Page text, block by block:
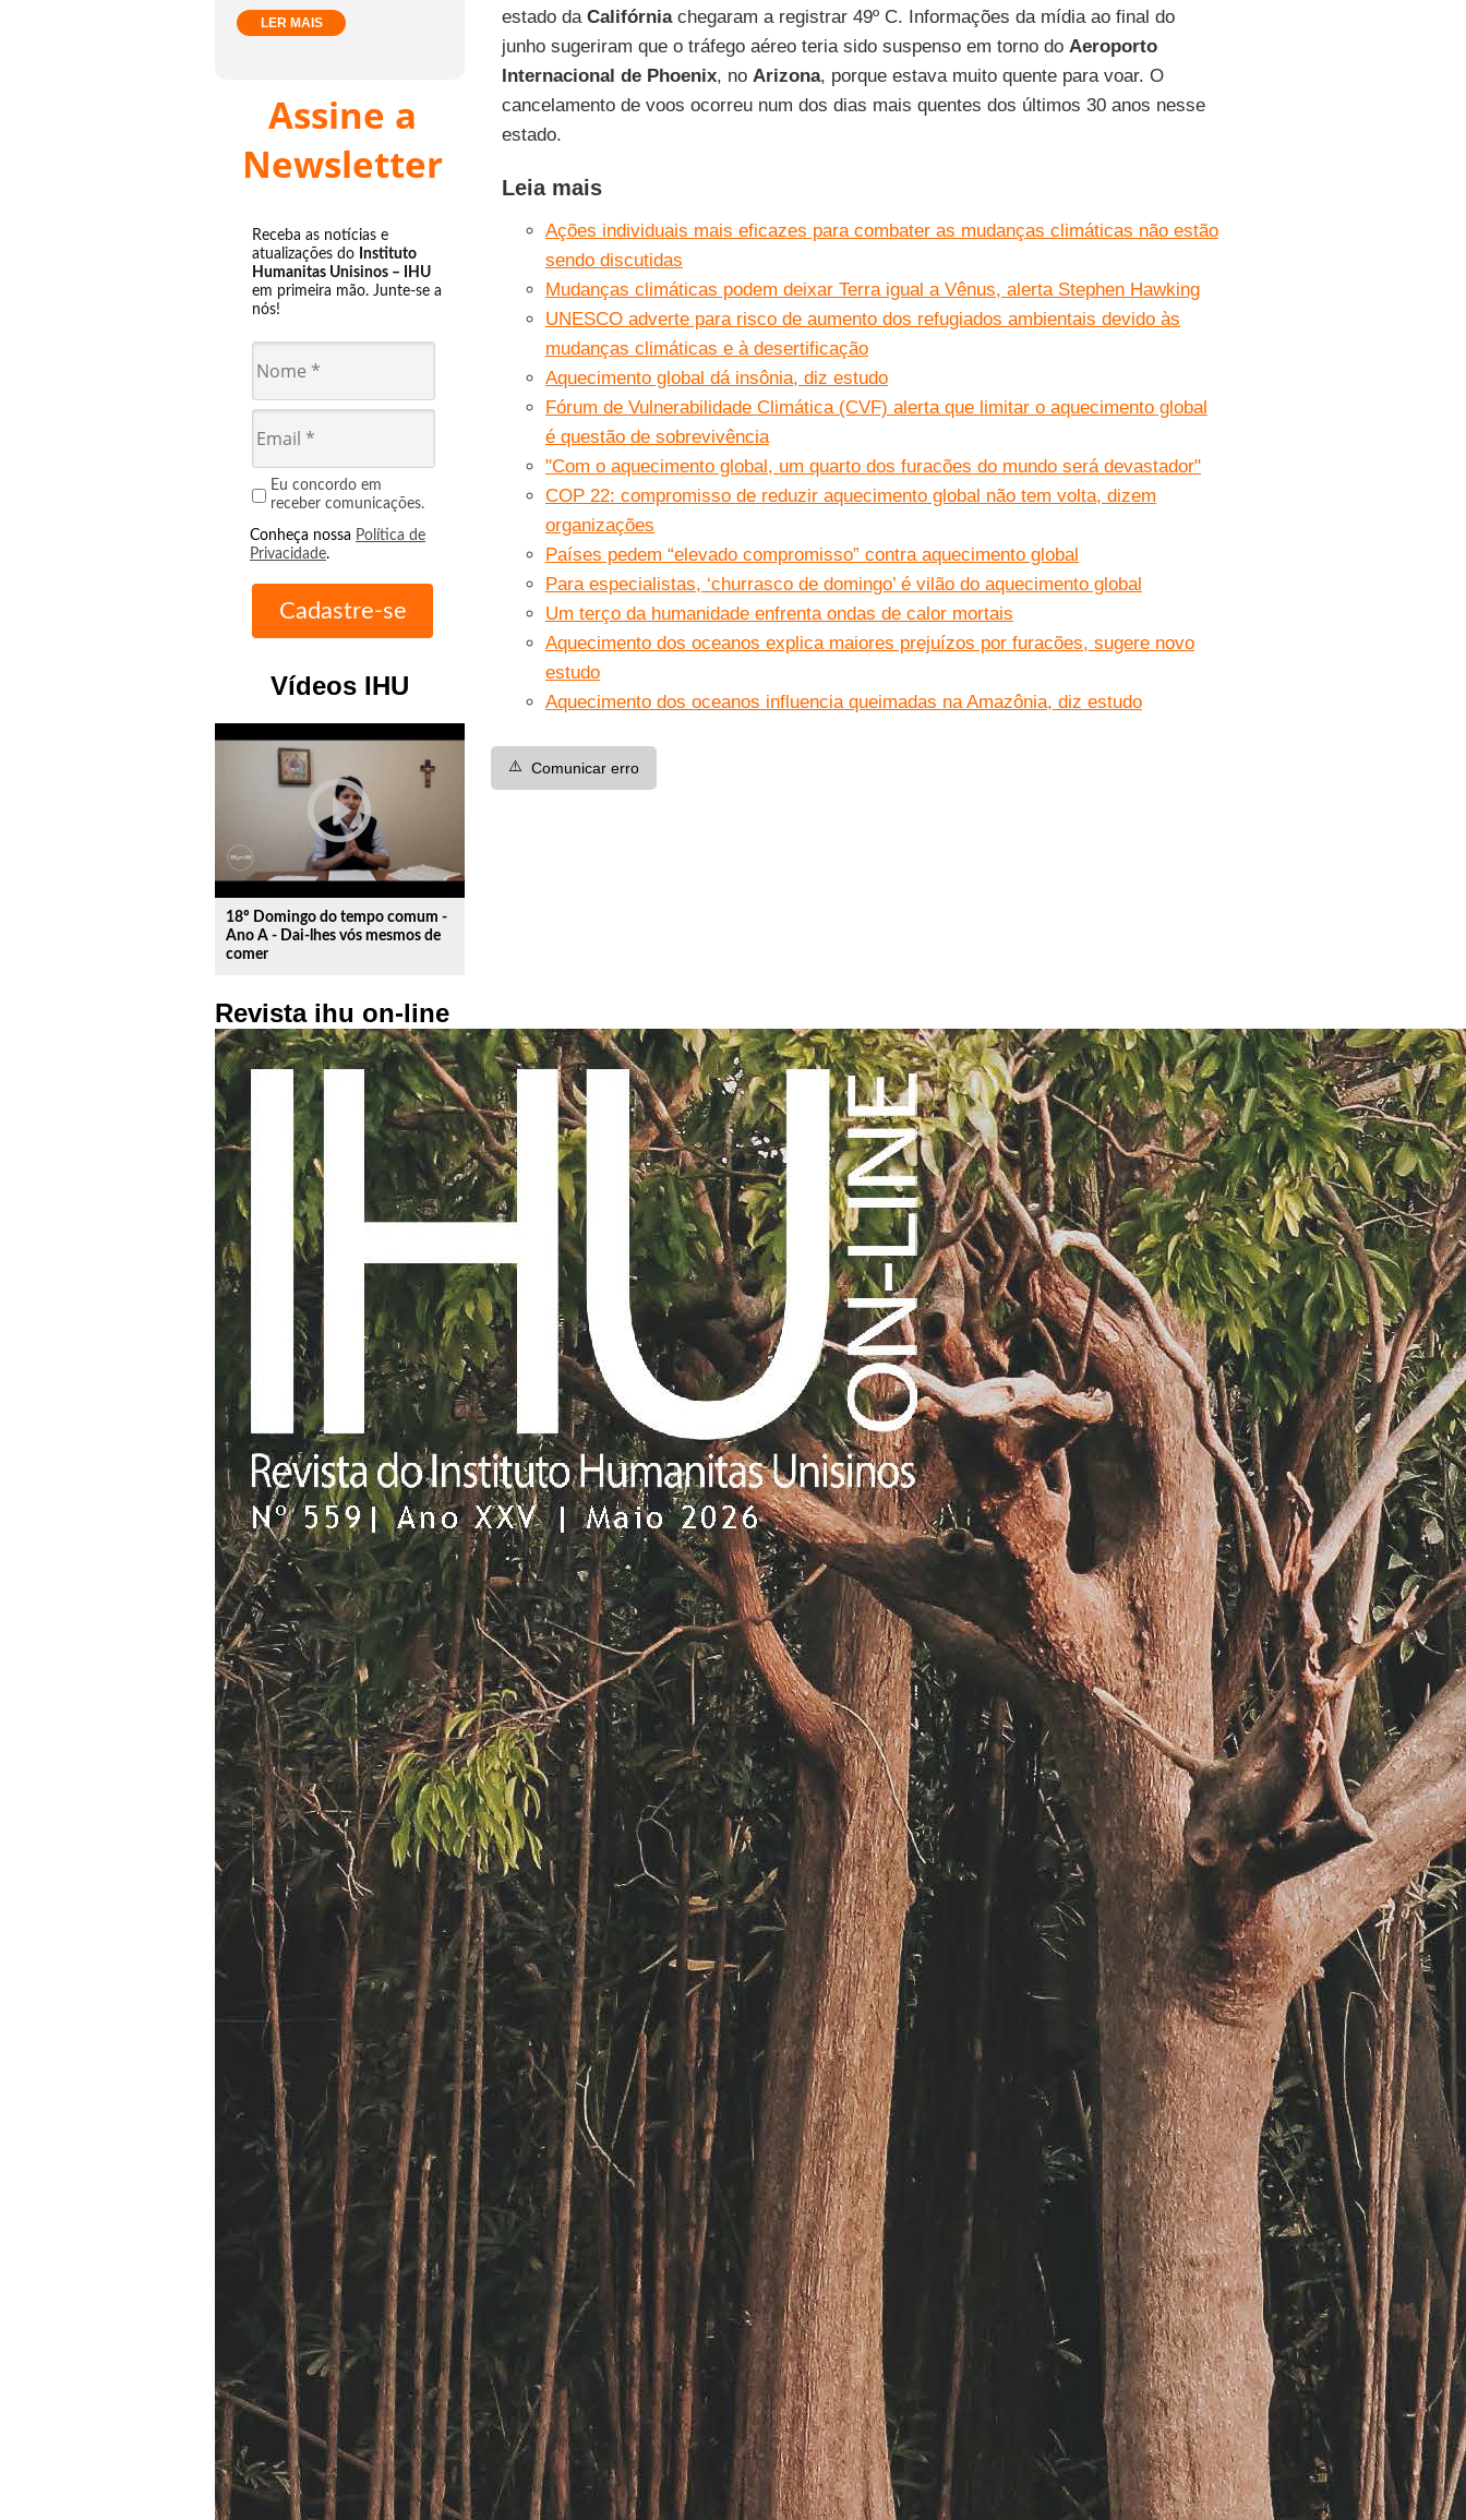
LER MAIS
Assine a
Newsletter
Receba as notícias e
atualizações do Instituto
Humanitas Unisinos – IHU
em primeira mão. Junte-se a
nós!
Eu concordo em
receber comunicações.
Conheça nossa Política de
Privacidade.
Vídeos IHU
play_circle_outline
18º Domingo do tempo comum -
Ano A - Dai-lhes vós mesmos de
comer
Revista ihu on-line
estado da Califórniachegaram a registrar 49º C. Informações da mídia ao final do
junho sugeriram que o tráfego aéreo teria sido suspenso em torno do Aeroporto
Internacional de Phoenix, no Arizona, porque estava muito quente para voar. O
cancelamento de voos ocorreu num dos dias mais quentes dos últimos 30 anos nesse
estado.
Leia mais
Ações individuais mais eficazes para combater as mudanças climáticas não estão
sendo discutidas
Mudanças climáticas podem deixar Terra igual a Vênus, alerta Stephen Hawking
UNESCO adverte para risco de aumento dos refugiados ambientais devido às
mudanças climáticas e à desertificação
Aquecimento global dá insônia, diz estudo
Fórum de Vulnerabilidade Climática (CVF) alerta que limitar o aquecimento global
é questão de sobrevivência
"Com o aquecimento global, um quarto dos furacões do mundo será devastador"
COP 22: compromisso de reduzir aquecimento global não tem volta, dizem
organizações
Países pedem “elevado compromisso” contra aquecimento global
Para especialistas, ‘churrasco de domingo’ é vilão do aquecimento global
Um terço da humanidade enfrenta ondas de calor mortais
Aquecimento dos oceanos explica maiores prejuízos por furacões, sugere novo
estudo
Aquecimento dos oceanos influencia queimadas na Amazônia, diz estudo
⚠️ Comunicar erro